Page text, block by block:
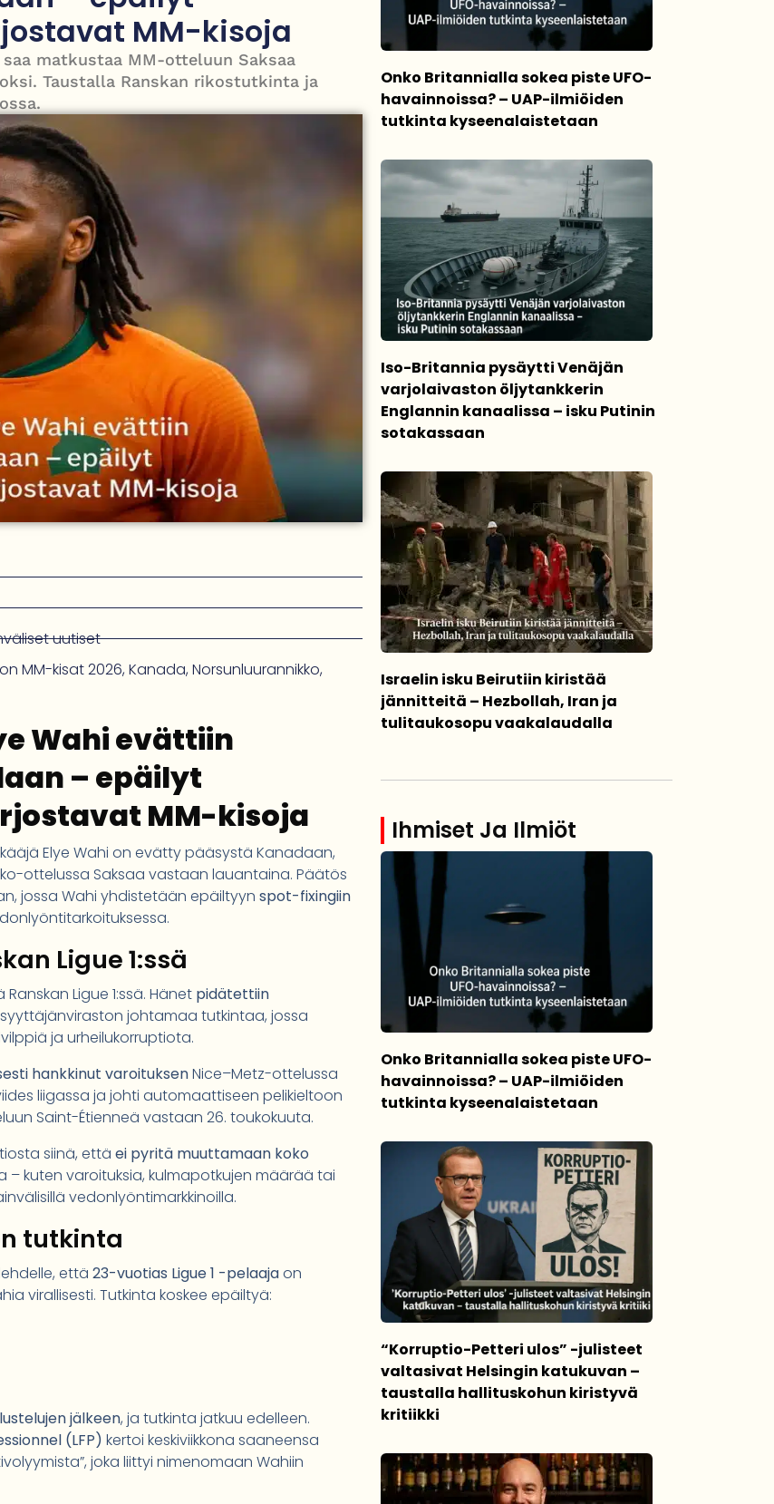
omaisille
MM-kisoja
matkustaa MM-otteluun Saksaa
Taustalla Ranskan rikostutkinta ja
uutiset
MM-kisat 2026,Kanada,Norsunluurannikko,
Wahi evättiin
– epäilyt
MM-kisoja
Elye Wahi on evätty pääsystä Kanadaan,
ottelussa Saksaa vastaan lauantaina. Päätös
jossa Wahi yhdistetään epäiltyyn spot-fixingiin
Ligue 1:ssä
Ligue 1:ssä. Hänet pidätettiin
johtamaa tutkintaa, jossa
ja urheilukorruptiota.
hankkinut varoituksenNice–Metz-ottelussa
liigassa ja johti automaattiseen pelikieltoon
Saint-Étienneä vastaan 26. toukokuuta.
siinä, että ei pyritä muuttamaan koko
– kuten varoituksia, kulmapotkujen määrää tai
vedonlyöntimarkkinoilla.
tutkinta
että 23-vuotias Ligue 1 -pelaajaon
virallisesti. Tutkinta koskee epäiltyä:
jälkeen, ja tutkinta jatkuu edelleen.
(LFP) kertoi keskiviikkona saaneensa
, joka liittyi nimenomaan Wahiin
Onko Britannialla sokea piste UFO-
havainnoissa? – UAP-ilmiöiden
tutkinta kyseenalaistetaan
Iso-Britannia pysäytti Venäjän
varjolaivaston öljytankkerin
Englannin kanaalissa – isku Putinin
sotakassaan
Israelin isku Beirutiin kiristää
jännitteitä – Hezbollah, Iran ja
tulitaukosopu vaakalaudalla
Ihmiset Ja Ilmiöt
Onko Britannialla sokea piste UFO-
havainnoissa? – UAP-ilmiöiden
tutkinta kyseenalaistetaan
“Korruptio-Petteri ulos” -julisteet
valtasivat Helsingin katukuvan –
taustalla hallituskohun kiristyvä
kritiikki